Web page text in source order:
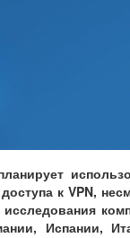
к VPN,
Испании,